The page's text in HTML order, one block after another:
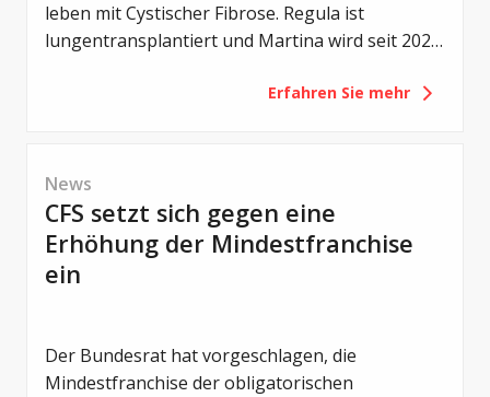
leben mit Cystischer Fibrose. Regula ist
lungentransplantiert und Martina wird seit 2021
Lebenswege – und doch eine gemeinsame
Erfahren Sie mehr
News
CFS setzt sich gegen eine
Erhöhung der Mindestfranchise
ein
Der Bundesrat hat vorgeschlagen, die
Mindestfranchise der obligatorischen